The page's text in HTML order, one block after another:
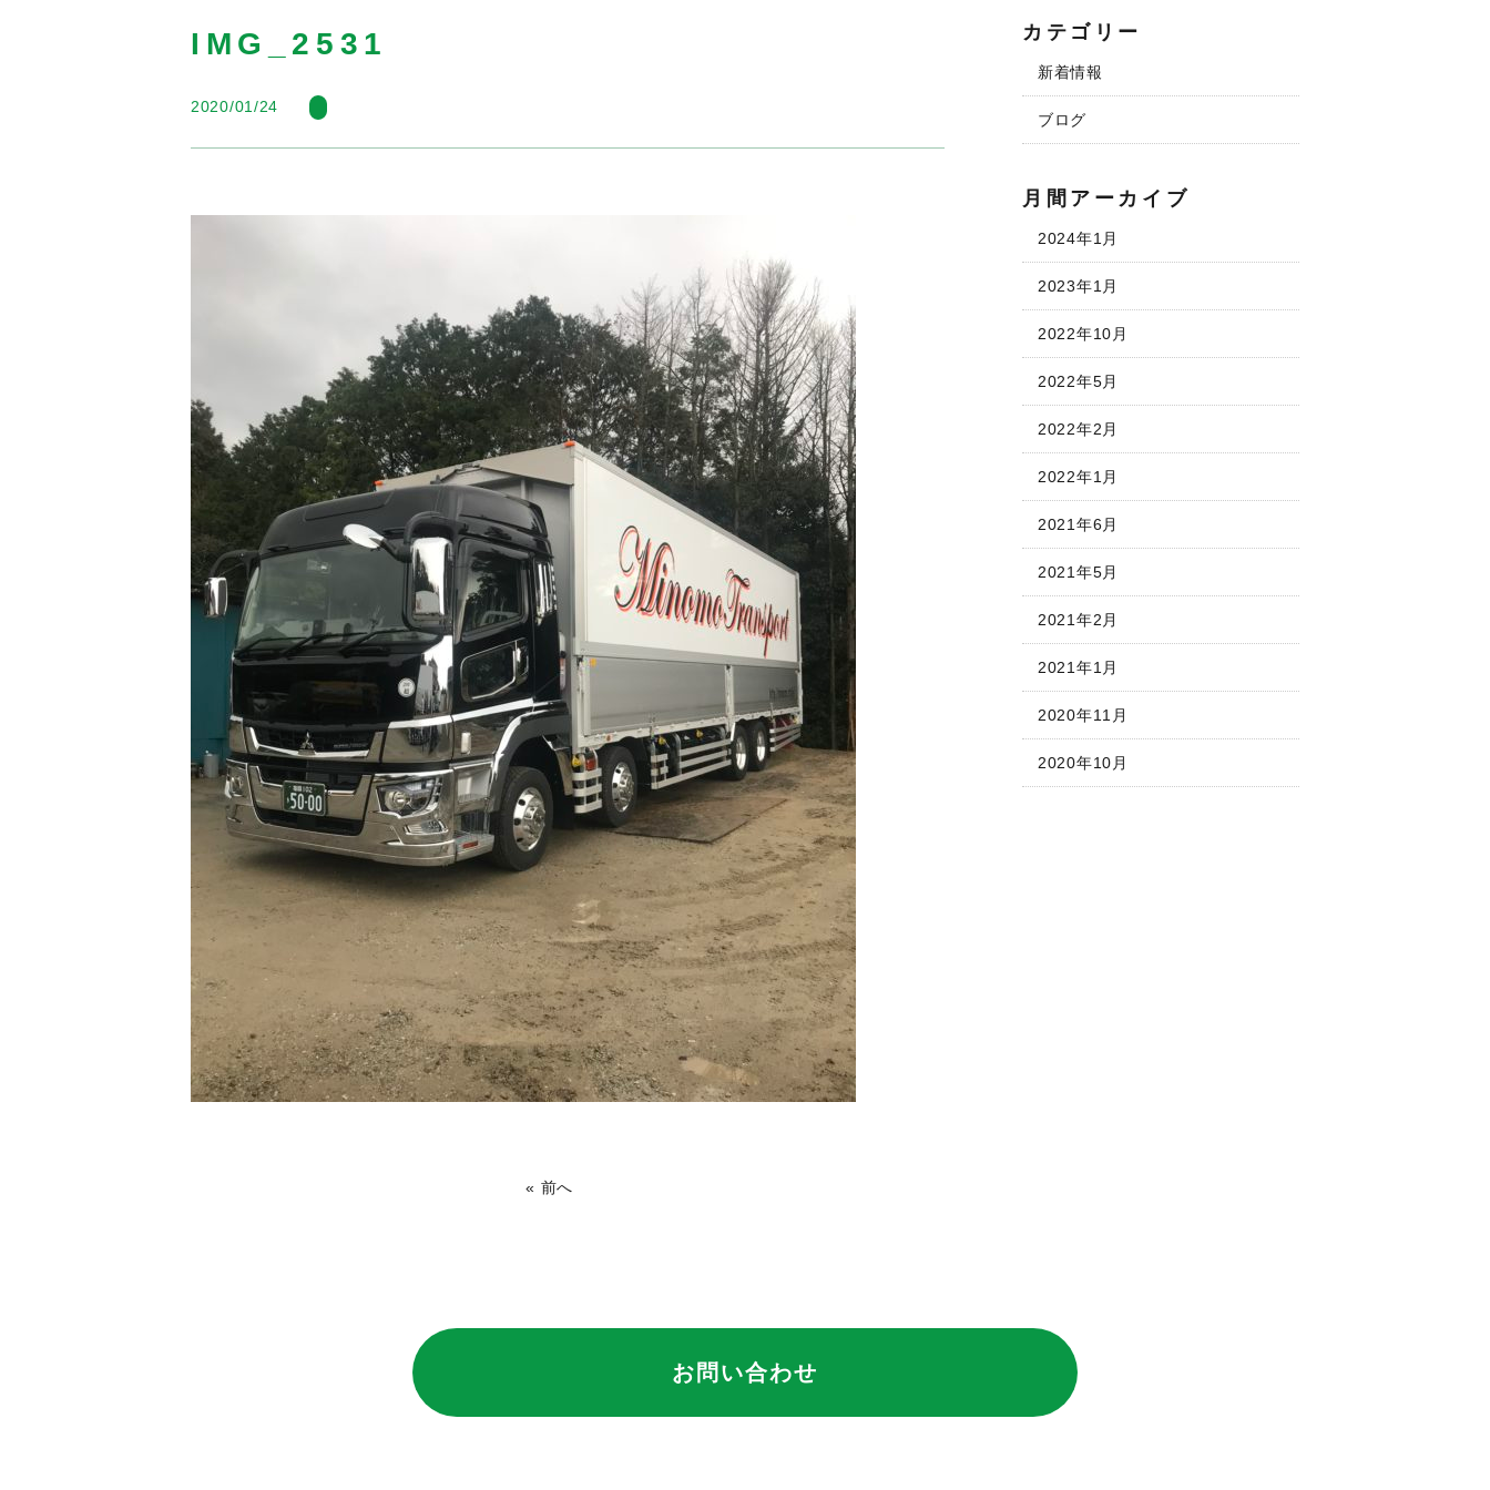
IMG_2531
2020/01/24
« 前へ
カテゴリー
新着情報
ブログ
月間アーカイブ
2024年1月
2023年1月
2022年10月
2022年5月
2022年2月
2022年1月
2021年6月
2021年5月
2021年2月
2021年1月
2020年11月
2020年10月
お問い合わせ